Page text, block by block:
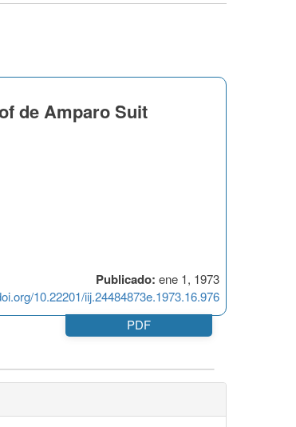
Publicado: ene 1, 1973
10.22201/iij.24484873e.1973.16.976
de Amparo Suit
PDF